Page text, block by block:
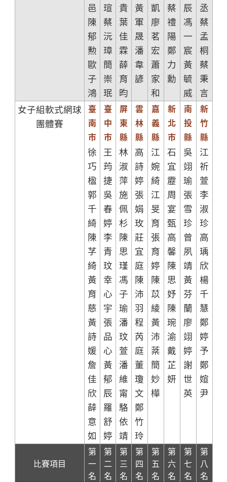
邑
陳
郁
勲
歐
子
鴻
瑄
蔡
沅
璋
簡
崇
珉
貴
葉
佳
霖
薛
育
昀
黃
軍
晟
潘
韋
諺
凱
廖
茗
宏
蕭
家
和
蔡
禮
陽
鄭
力
勳
辰
馮
一
宸
黃
毓
威
丞
蔡
孟
桐
蔡
秉
言
女子組軟式網球
團體賽
臺
南
市
徐
巧
楹
郭
千
綺
陳
芓
綺
黃
育
慈
黃
詩
媛
詹
佳
欣
薛
意
如
臺
中
市
王
荺
捷
吳
春
婷
李
青
玟
幸
心
宇
張
品
心
黃
郁
辰
羅
舒
婷
屏
東
縣
林
淑
萍
施
佩
杉
陳
思
瑾
馮
子
瑜
潘
玟
萱
潘
維
甯
駱
依
靖
雲
林
縣
高
詩
婷
張
娟
玫
莊
宜
庭
陳
沛
羽
程
芮
庭
董
瓊
文
鄭
竹
玲
嘉
義
縣
江
婉
綺
江
旻
育
張
育
婷
陳
苡
綾
黃
沛
棻
簡
妙
樺
新
北
市
石
宜
靂
周
宴
甄
高
馨
陳
思
妤
陳
琬
渝
戴
芷
妍
南
投
縣
吳
翊
瑜
張
雪
珍
曾
夙
靖
黃
芬
蘭
廖
翊
婷
謝
世
英
新
竹
縣
江
祈
萱
李
淑
珍
高
瑀
欣
楊
千
慧
鄭
婷
予
鄭
媗
尹
比賽項目
第
一
名
第
二
名
第
三
名
第
四
名
第
五
名
第
六
名
第
七
名
第
八
名